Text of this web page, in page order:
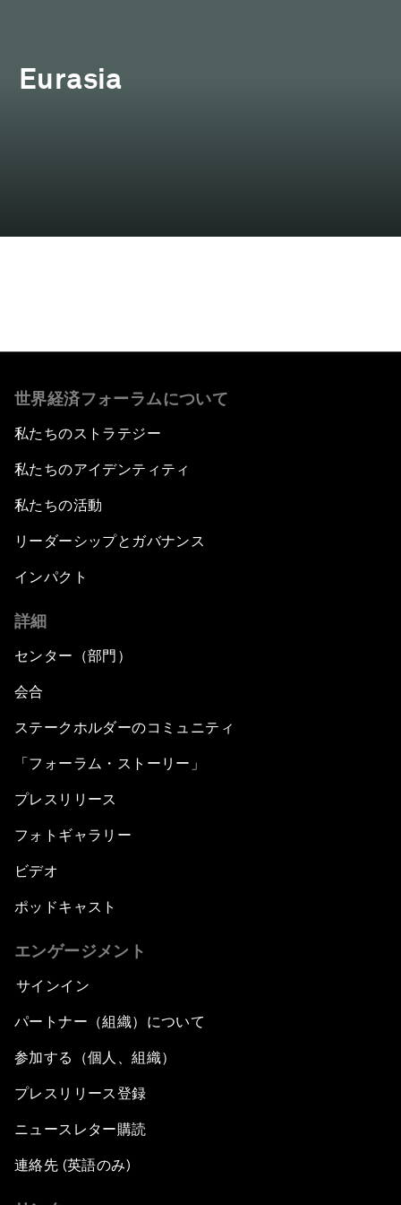
Eurasia
世界経済フォーラムについて
私たちのストラテジー
私たちのアイデンティティ
私たちの活動
リーダーシップとガバナンス
インパクト
詳細
センター（部門）
会合
ステークホルダーのコミュニティ
「フォーラム・ストーリー」
プレスリリース
フォトギャラリー
ビデオ
ポッドキャスト
エンゲージメント
サインイン
パートナー（組織）について
参加する（個人、組織）
プレスリリース登録
ニュースレター購読
連絡先 (英語のみ)